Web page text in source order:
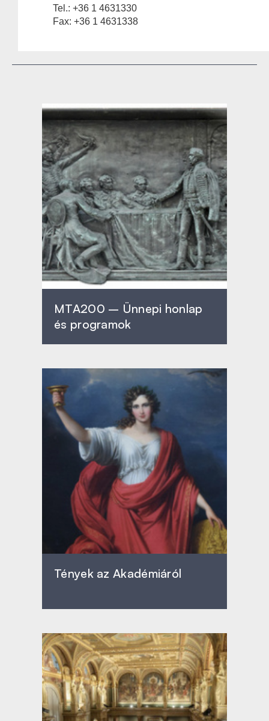
Tel.: +36 1 4631330
Fax: +36 1 4631338
MTA200 – Ünnepi honlap
és programok
Tények az Akadémiáról